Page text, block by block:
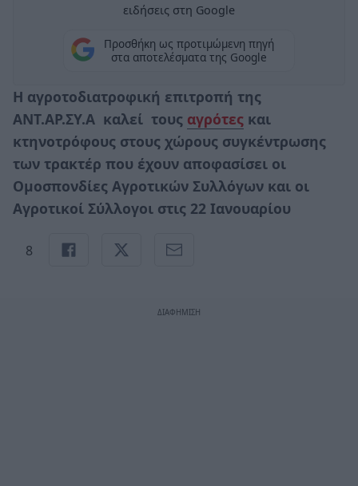
ειδήσεις στη Google
Προσθήκη ως προτιμώμενη πηγή
στα αποτελέσματα της Google
Η αγροτοδιατροφική επιτροπή της
ΑΝΤ.ΑΡ.ΣΥ.Α καλεί τους αγρότες και
κτηνοτρόφους στους χώρους συγκέντρωσης
των τρακτέρ που έχουν αποφασίσει οι
Ομοσπονδίες Αγροτικών Συλλόγων και οι
Αγροτικοί Σύλλογοι στις 22 Ιανουαρίου
8